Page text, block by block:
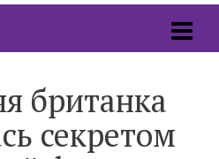
британка
секретом